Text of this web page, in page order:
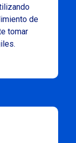
de
tomar